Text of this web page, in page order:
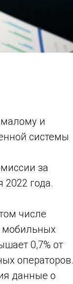
и
системы
за
года.
числе
мобильных
0,7% от
операторов.
данные о